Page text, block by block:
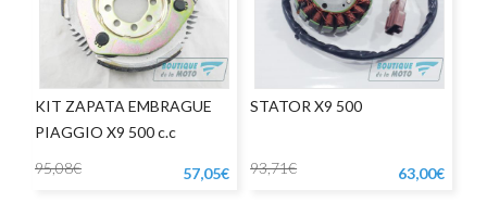
KIT ZAPATA EMBRAGUE
PIAGGIO X9 500 c.c
95,08€
57,05€
STATOR X9 500
93,71€ 63,00€